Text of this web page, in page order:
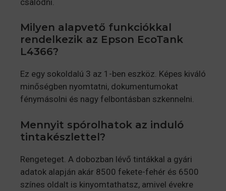
Milyen alapvető funkciókkal
rendelkezik az Epson EcoTank
L4366?
Ez egy sokoldalú 3 az 1-ben eszköz. Képes kiváló
minőségben nyomtatni, dokumentumokat
fénymásolni és nagy felbontásban szkennelni.
Mennyit spórolhatok az induló
tintakészlettel?
Rengeteget. A dobozban lévő tintákkal a gyári
adatok alapján akár 8500 fekete-fehér és 6500
színes oldalt is kinyomtathatsz, amivel évekre